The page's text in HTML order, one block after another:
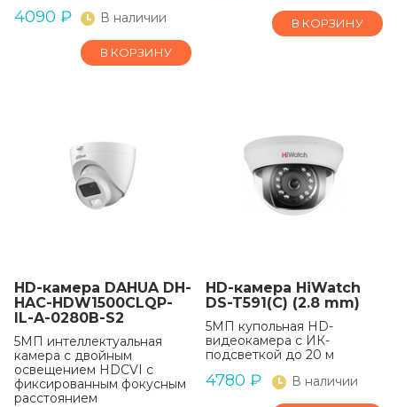
4090 ₽ В наличии
В КОРЗИНУ
В КОРЗИНУ
HD-камера DAHUA DH-
HAC-HDW1500CLQP-
IL-A-0280B-S2
5МП интеллектуальная
камера с двойным
освещением HDCVI с
фиксированным фокусным
расстоянием
HD-камера HiWatch
DS-T591(C) (2.8 mm)
5МП купольная HD-
видеокамера с ИК-
подсветкой до 20 м
4780 ₽ В наличии